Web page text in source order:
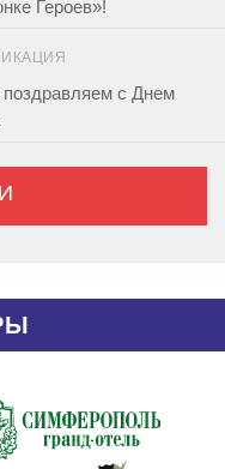
Героев»!
поздравляем с Днем